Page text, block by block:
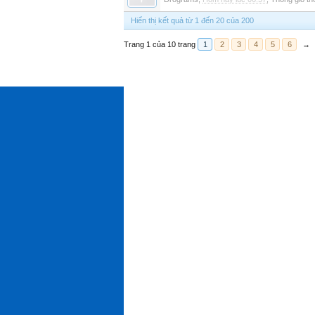
Hiển thị kết quả từ 1 đến 20 của 200
Trang 1 của 10 trang 1 2 3 4 5 6 →